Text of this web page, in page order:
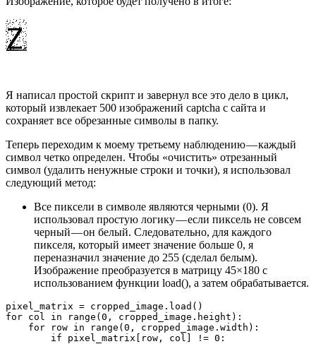
Я написал простой скрипт и завернул все это дело в цикл,
который извлекает 500 изображений captcha с сайта и
сохраняет все обрезанные символы в папку.
Теперь переходим к моему третьему наблюдению — каждый
символ четко определен. Чтобы «очистить» отрезанный
символ (удалить ненужные строки и точки), я использовал
следующий метод:
Все пиксели в символе являются черными (0). Я
использовал простую логику — если пиксель не совсем
черный — он белый. Следовательно, для каждого
пикселя, который имеет значение больше 0, я
переназначил значение до 255 (сделал белым).
Изображение преобразуется в матрицу 45×180 с
использованием функции load(), а затем обрабатывается.
pixel_matrix = cropped_image.load()
for col in range(0, cropped_image.height):
    for row in range(0, cropped_image.width):
        if pixel_matrix[row, col] != 0: